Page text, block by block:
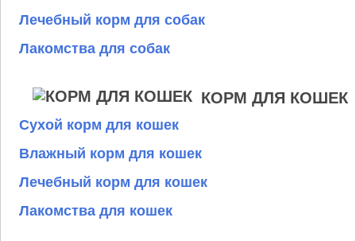
Лечебный корм для собак
Лакомства для собак
КОРМ ДЛЯ КОШЕК
Сухой корм для кошек
Влажный корм для кошек
Лечебный корм для кошек
Лакомства для кошек